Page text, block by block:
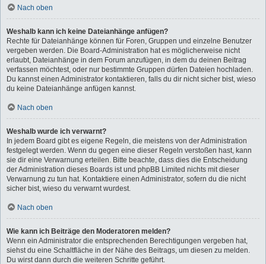
Nach oben
Weshalb kann ich keine Dateianhänge anfügen?
Rechte für Dateianhänge können für Foren, Gruppen und einzelne Benutzer
vergeben werden. Die Board-Administration hat es möglicherweise nicht
erlaubt, Dateianhänge in dem Forum anzufügen, in dem du deinen Beitrag
verfassen möchtest, oder nur bestimmte Gruppen dürfen Dateien hochladen.
Du kannst einen Administrator kontaktieren, falls du dir nicht sicher bist, wieso
du keine Dateianhänge anfügen kannst.
Nach oben
Weshalb wurde ich verwarnt?
In jedem Board gibt es eigene Regeln, die meistens von der Administration
festgelegt werden. Wenn du gegen eine dieser Regeln verstoßen hast, kann
sie dir eine Verwarnung erteilen. Bitte beachte, dass dies die Entscheidung
der Administration dieses Boards ist und phpBB Limited nichts mit dieser
Verwarnung zu tun hat. Kontaktiere einen Administrator, sofern du die nicht
sicher bist, wieso du verwarnt wurdest.
Nach oben
Wie kann ich Beiträge den Moderatoren melden?
Wenn ein Administrator die entsprechenden Berechtigungen vergeben hat,
siehst du eine Schaltfläche in der Nähe des Beitrags, um diesen zu melden.
Du wirst dann durch die weiteren Schritte geführt.